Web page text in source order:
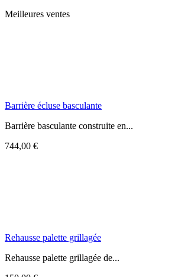
Meilleures ventes
Barrière écluse basculante
Barrière basculante construite en...
744,00 €
Rehausse palette grillagée
Rehausse palette grillagée de...